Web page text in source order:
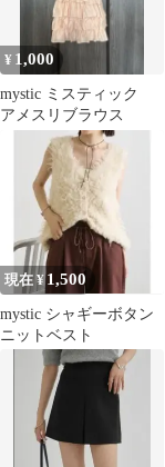
¥ 1,000
mystic ミスティック
アメスリブラウス
現在 ¥ 1,500
mystic シャギーボタン
ニットベスト